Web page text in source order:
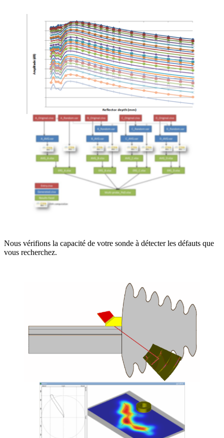
Nous vérifions la capacité de votre sonde à détecter les défauts que
vous recherchez.